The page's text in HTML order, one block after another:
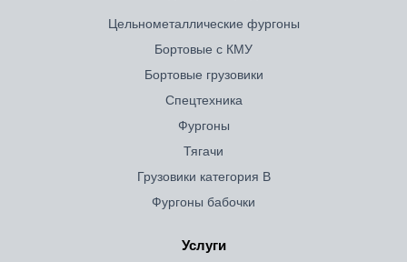
Цельнометаллические фургоны
Бортовые с КМУ
Бортовые грузовики
Спецтехника
Фургоны
Тягачи
Грузовики категория B
Фургоны бабочки
Услуги